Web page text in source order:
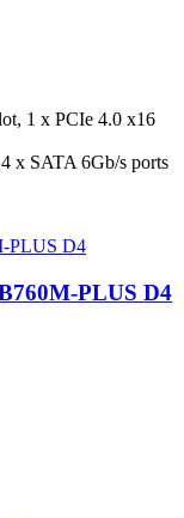
1 x PCIe 4.0 x16
x SATA 6Gb/s ports
PLUS D4